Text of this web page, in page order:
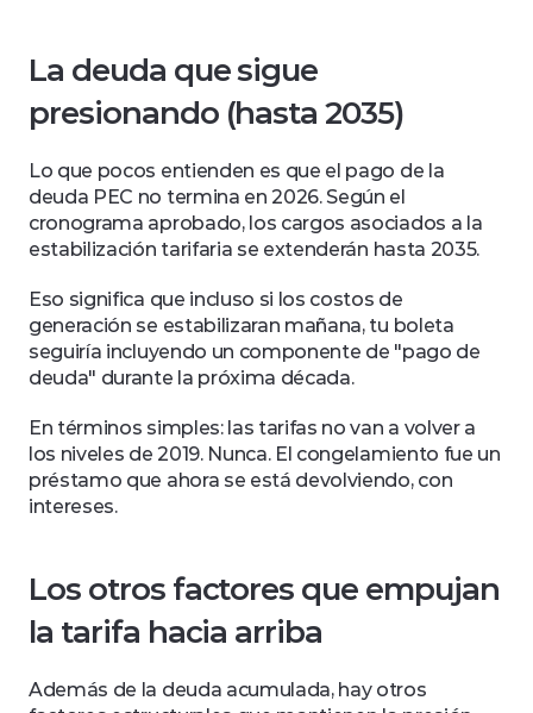
La deuda que sigue
presionando (hasta 2035)
Lo que pocos entienden es que el pago de la
deuda PEC no termina en 2026. Según el
cronograma aprobado, los cargos asociados a la
estabilización tarifaria se extenderán hasta 2035.
Eso significa que incluso si los costos de
generación se estabilizaran mañana, tu boleta
seguiría incluyendo un componente de "pago de
deuda" durante la próxima década.
En términos simples: las tarifas no van a volver a
los niveles de 2019. Nunca. El congelamiento fue un
préstamo que ahora se está devolviendo, con
intereses.
Los otros factores que empujan
la tarifa hacia arriba
Además de la deuda acumulada, hay otros